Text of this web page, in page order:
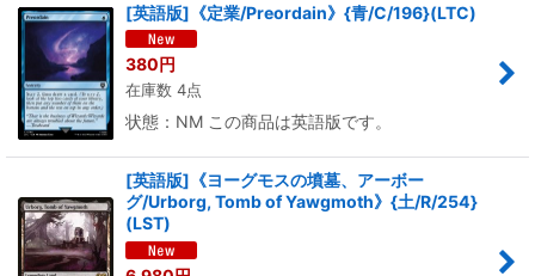
[英語版]《定業/Preordain》{青/C/196}(LTC)
380円
在庫数 4点
状態：NM この商品は英語版です。
[英語版]《ヨーグモスの墳墓、アーボー
グ/Urborg, Tomb of Yawgmoth》{土/R/254}
(LST)